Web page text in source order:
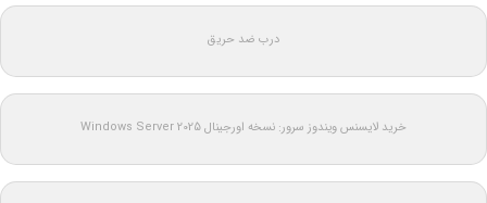
درب ضد حریق
خرید لایسنس ویندوز سرور: نسخه اورجینال Windows Server 2025